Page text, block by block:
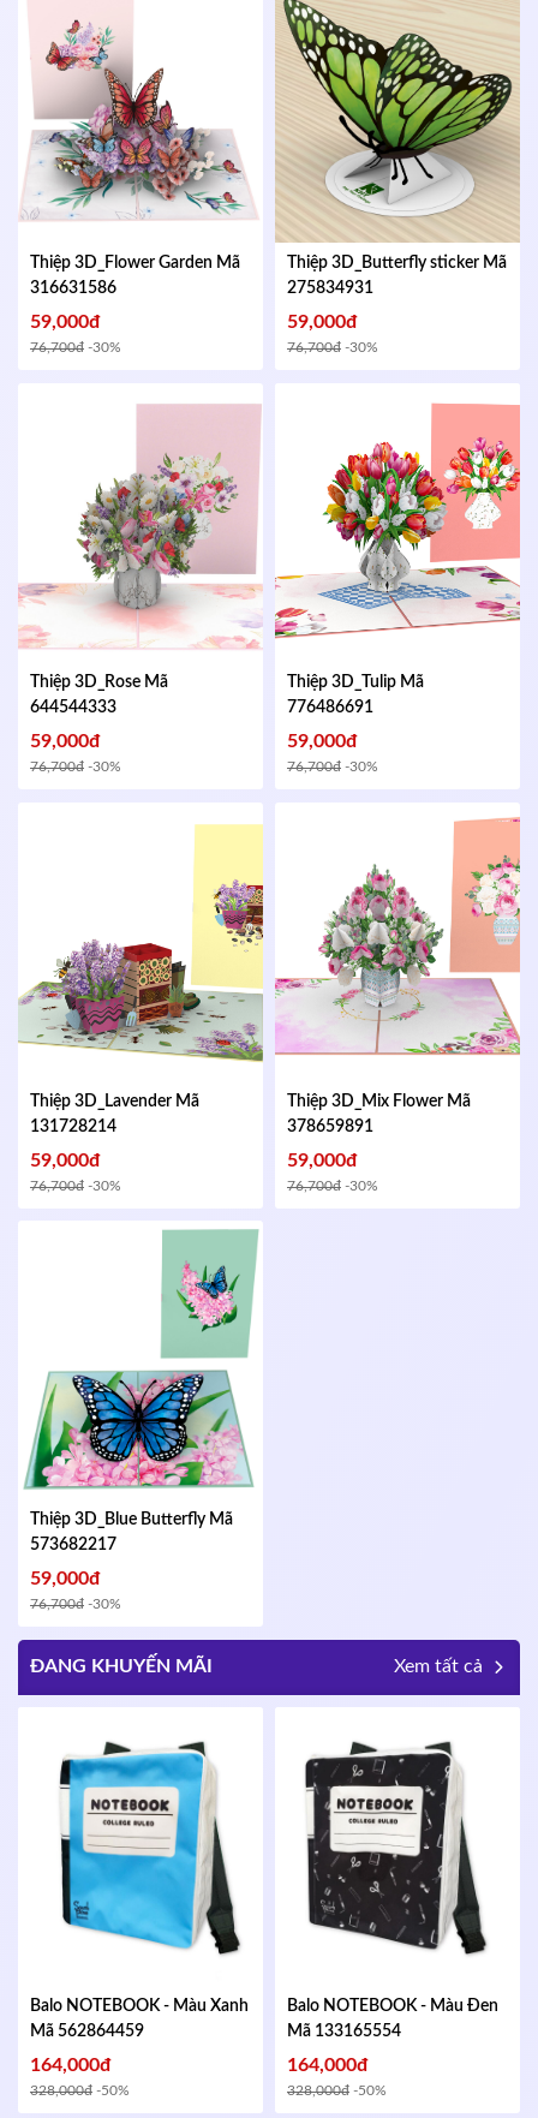
Thiệp 3D_Flower Garden Mã
316631586
59,000đ
76,700đ -30%
Thiệp 3D_Butterfly sticker Mã
275834931
59,000đ
76,700đ -30%
Thiệp 3D_Rose Mã
644544333
59,000đ
76,700đ -30%
Thiệp 3D_Tulip Mã
776486691
59,000đ
76,700đ -30%
Thiệp 3D_Lavender Mã
131728214
59,000đ
76,700đ -30%
Thiệp 3D_Mix Flower Mã
378659891
59,000đ
76,700đ -30%
Thiệp 3D_Blue Butterfly Mã
573682217
59,000đ
76,700đ -30%
ĐANG KHUYẾN MÃI Xem tất cả
Balo NOTEBOOK - Màu Xanh
Mã 562864459
164,000đ
328,000đ -50%
Balo NOTEBOOK - Màu Đen
Mã 133165554
164,000đ
328,000đ -50%